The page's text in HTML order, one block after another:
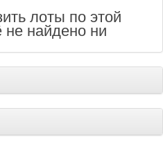
лоты по этой
не найдено ни